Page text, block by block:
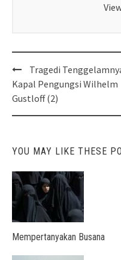
Post
navigation
Tragedi
Kapal Pengungsi Wilhelm
Gustloff (2)
YOU MAY LIKE THESE
Mempertanyakan Busana